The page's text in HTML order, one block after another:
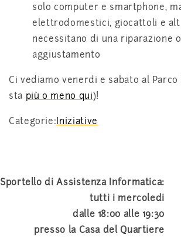
solo computer e smartphone,
elettrodomestici, giocattoli e
necessitano di una riparazione
aggiustamento
Ci vediamo venerdi e sabato al
sta più o meno qui)!
Categorie:Iniziative
Sportello di Assistenza Informatica:
tutti i mercoledi
dalle 18:00 alle 19:30
presso la Casa del Quartiere